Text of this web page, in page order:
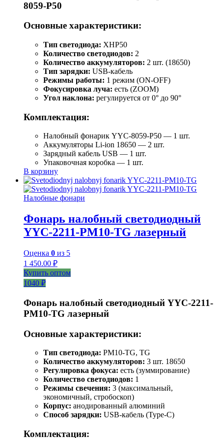
8059-P50
Основные характеристики:
Тип светодиода: XHP50
Количество светодиодов: 2
Количество аккумуляторов: 2 шт. (18650)
Тип зарядки: USB-кабель
Режимы работы: 1 режим (ON-OFF)
Фокусировка луча: есть (ZOOM)
Угол наклона: регулируется от 0° до 90°
Комплектация:
Налобный фонарик YYC-8059-P50 — 1 шт.
Аккумуляторы Li-ion 18650 — 2 шт.
Зарядный кабель USB — 1 шт.
Упаковочная коробка — 1 шт.
В корзину
Налобные фонари
Фонарь налобный светодиодный
YYC-2211-PM10-TG лазерный
Оценка 0 из 5
1 450.00 ₽
Купить оптом
1040 ₽
Фонарь налобный светодиодный YYC-2211-
PM10-TG лазерный
Основные характеристики:
Тип светодиода: PM10-TG, TG
Количество аккумуляторов: 3 шт. 18650
Регулировка фокуса: есть (зуммирование)
Количество светодиодов: 1
Режимы свечения: 3 (максимальный,
экономичный, стробоскоп)
Корпус: анодированный алюминий
Способ зарядки: USB-кабель (Type-C)
Комплектация: